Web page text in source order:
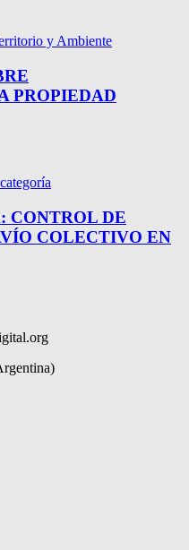
y Ambiente
PROPIEDAD
CONTROL DE
COLECTIVO EN